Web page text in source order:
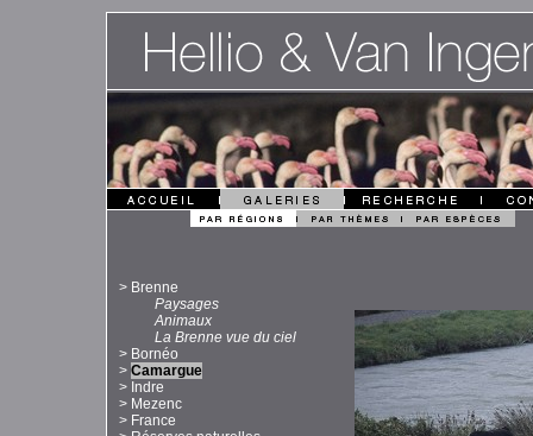
> Brenne
Paysages
Animaux
La Brenne vue du ciel
> Bornéo
> Camargue
> Indre
> Mezenc
> France